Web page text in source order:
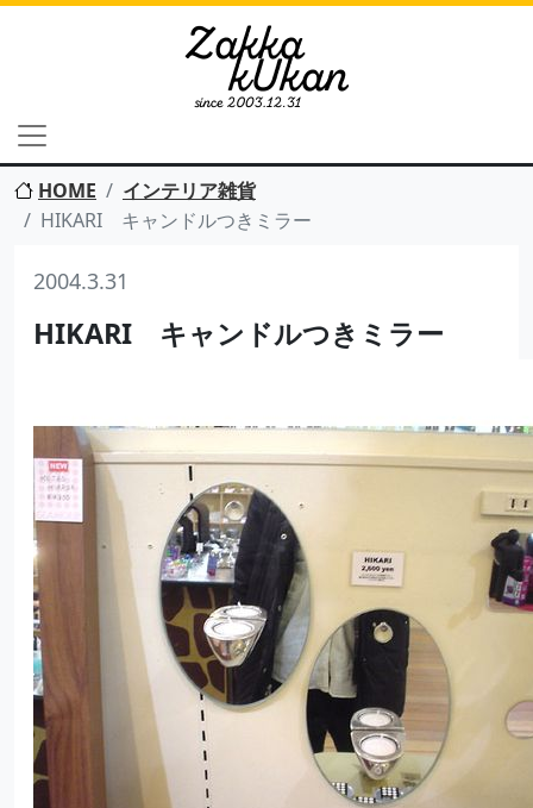
HOME
インテリア雑貨
HIKARI キャンドルつきミラー
2004.3.31
HIKARI キャンドルつきミラー